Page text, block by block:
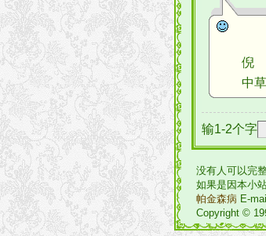
倪
中草药
输1-2个字
没有人可以完
如果是因本小
帕金森病 E-
Copyright ©